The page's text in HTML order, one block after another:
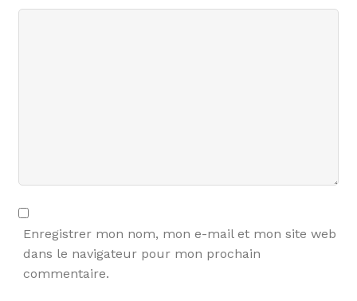
Enregistrer mon nom, mon e-mail et mon site web
dans le navigateur pour mon prochain
commentaire.